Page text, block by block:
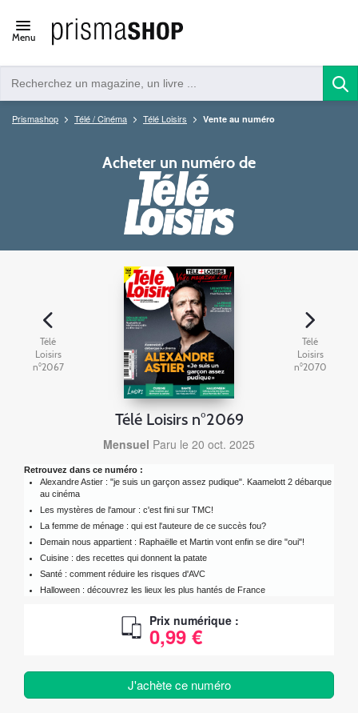
Open/close
navigation
Menu
Prismashop Télé / Cinéma Télé Loisirs Vente au numéro
Acheter un numéro de
Télé
Loisirs
n°2067
Télé Loisirs n°2069
Mensuel Paru le 20 oct. 2025
Retrouvez dans ce numéro :
Alexandre Astier : "je suis un garçon assez pudique". Kaamelott 2 débarque
au cinéma
Les mystères de l'amour : c'est fini sur TMC!
La femme de ménage : qui est l'auteure de ce succès fou?
Demain nous appartient : Raphaëlle et Martin vont enfin se dire "oui"!
Cuisine : des recettes qui donnent la patate
Santé : comment réduire les risques d'AVC
Halloween : découvrez les lieux les plus hantés de France
Prix numérique :
0,99 €
J'achète ce numéro
Télé
Loisirs
n°2070